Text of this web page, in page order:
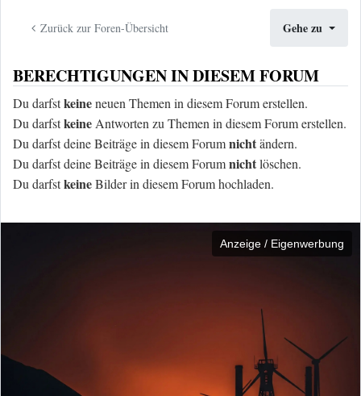
Zurück zur Foren-Übersicht Gehe zu
BERECHTIGUNGEN IN DIESEM FORUM
Du darfstkeineneuen Themen in diesem Forum erstellen.
Du darfstkeine Antworten zu Themen in diesem Forum erstellen.
Du darfst deine Beiträge in diesem Forumnichtändern.
Du darfst deine Beiträge in diesem Forumnichtlöschen.
Du darfstkeineBilder in diesem Forum hochladen.
Anzeige / Eigenwerbung